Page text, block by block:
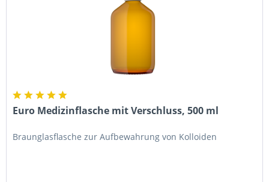
Euro Medizinflasche mit Verschluss, 500 ml
Braunglasflasche zur Aufbewahrung von Kolloiden